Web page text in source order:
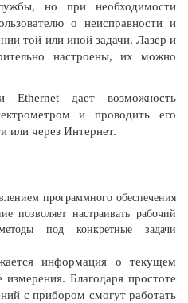
но при необходимости
о неисправности и
той или иной задачи. Лазер и
настроены, их можно
Ethernet дает возможность
и проводить его
или через Интернет.
программного обеспечения
позволяет настраивать рабочий
под конкретные задачи
информация о текущем
Благодаря простоте
с прибором смогут работать